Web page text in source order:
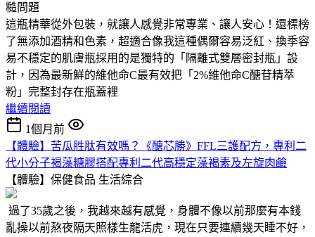
糙問題
這瓶精華從外包裝，就讓人感覺非常專業、讓人安心！還標榜
了無添加酒精和色素，超適合像我這種偶爾容易泛紅、換季容
易不穩定的肌膚瓶採用的是獨特的「隔離式雙層密封瓶」設
計，因為最新鮮的維他命C最有效把「2%維他命C醣苷精萃
粉」完整封存在瓶蓋裡
繼續閱讀
1個月前
【體驗】苦瓜胜肽有效嗎？《醣芯勝》FFL三護配方，專利二
代小分子褐藻糖膠搭配專利二代高穩定藻褐素及左旋肉鹼
【體驗】保健食品 生活綜合
過了35歲之後，我越來越有感覺，身體不像以前那麼有本錢
亂操以前熬夜隔天照樣生龍活虎，現在只要連續幾天睡不好，